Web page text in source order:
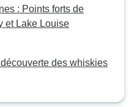
: Points forts de
et Lake Louise
des whiskies